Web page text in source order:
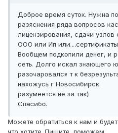
Доброе время суток. Нужна
разяснения ряда вопросов
лицензирования, сдачи
ООО или Ип
Вообщем подкопили денег, и
сеть. Долго искал знающего
разочаровался т к
нахожусь г Новосибирск.
разумеется не за так)
Спасибо.
Можете обратиться к нам и